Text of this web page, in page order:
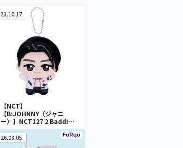
23.10.17
【NCT】
【B:JOHNNY（ジャニ
ー）】NCT127 2 Baddies
ちびぐるみvol.1
26.08.05